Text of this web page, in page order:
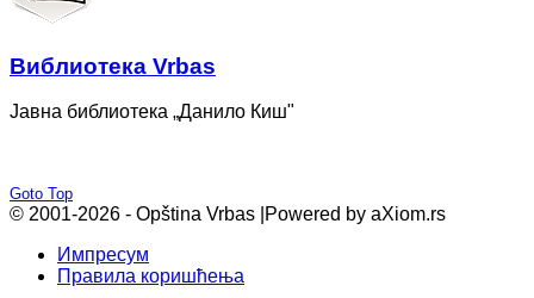
Bиблиотека Vrbas
Јавна библиотека „Данило Киш"
Goto Top
© 2001-2026 - Opština Vrbas | Powered by aXiom.rs
Импресум
Правила коришћења